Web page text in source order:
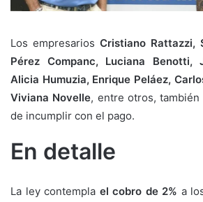
Los empresarios Cristiano Rattazzi,
Pérez Companc, Luciana Benotti,
Alicia Humuzia, Enrique Peláez,
Viviana Novelle, entre otros,
de incumplir con el pago.
En detalle
La ley contempla el cobro de 2% a